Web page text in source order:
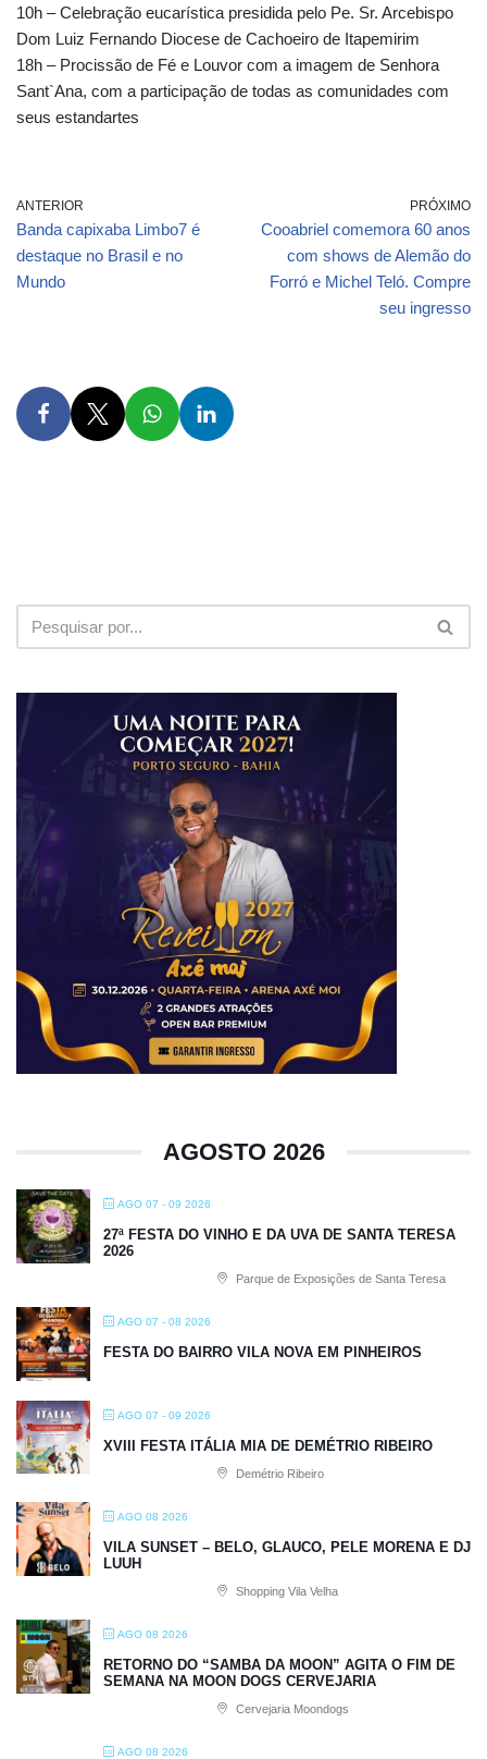
10h – Celebração eucarística presidida pelo Pe. Sr. Arcebispo
Dom Luiz Fernando Diocese de Cachoeiro de Itapemirim
18h – Procissão de Fé e Louvor com a imagem de Senhora
Sant`Ana, com a participação de todas as comunidades com
seus estandartes
ANTERIOR
Banda capixaba Limbo7 é
destaque no Brasil e no
Mundo
PRÓXIMO
Cooabriel comemora 60 anos
com shows de Alemão do
Forró e Michel Teló. Compre
seu ingresso
AGOSTO 2026
AGO 07 - 09 2026
27ª FESTA DO VINHO E DA UVA DE SANTA TERESA
2026
Parque de Exposições de Santa Teresa
AGO 07 - 08 2026
FESTA DO BAIRRO VILA NOVA EM PINHEIROS
AGO 07 - 09 2026
XVIII FESTA ITÁLIA MIA DE DEMÉTRIO RIBEIRO
Demétrio Ribeiro
AGO 08 2026
VILA SUNSET – BELO, GLAUCO, PELE MORENA E DJ
LUUH
Shopping Vila Velha
AGO 08 2026
RETORNO DO “SAMBA DA MOON” AGITA O FIM DE
SEMANA NA MOON DOGS CERVEJARIA
Cervejaria Moondogs
AGO 08 2026